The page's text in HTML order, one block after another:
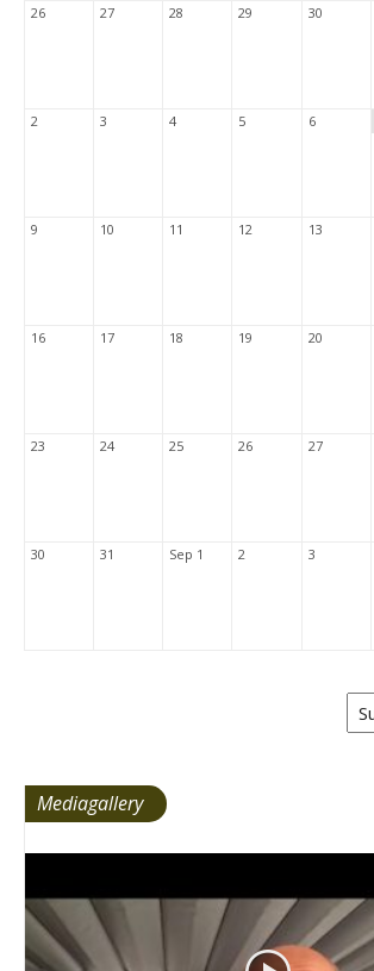
26 27 28 29 30
2 3 4 5 6
9 10 11 12 13
16 17 18 19 20
23 24 25 26 27
30 31 Sep 1 2 3
Mediagallery